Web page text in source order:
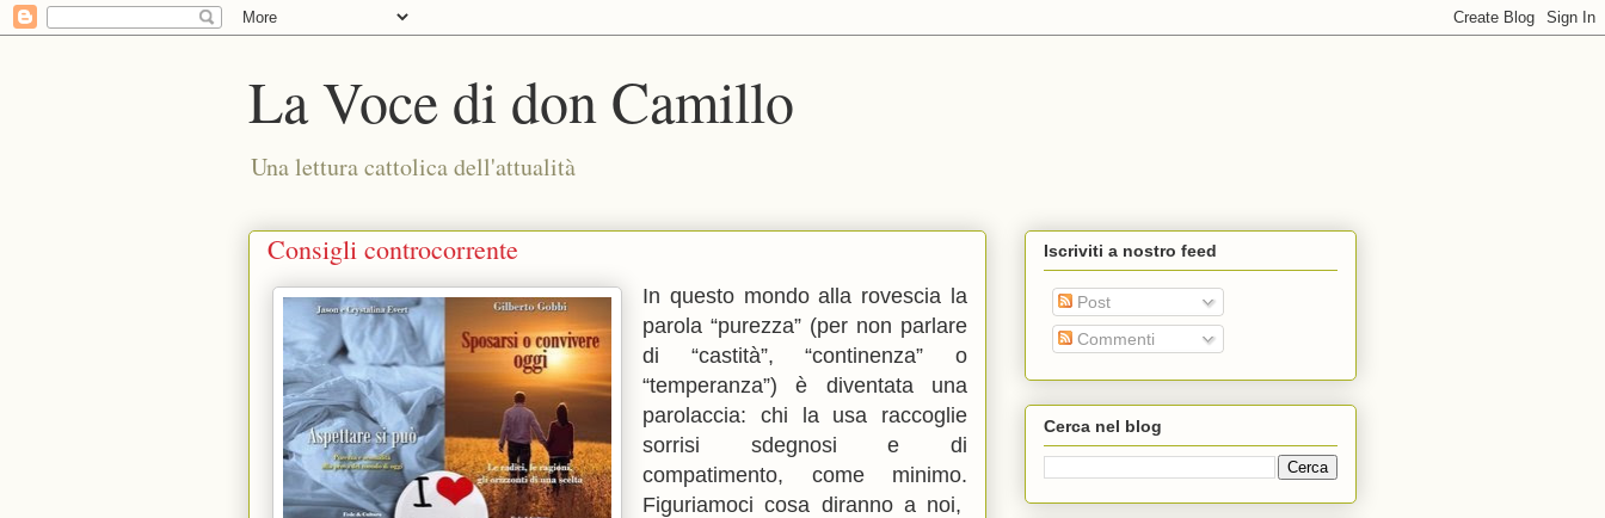
La Voce di don Camillo
Una lettura cattolica dell'attualità
Consigli controcorrente
In questo mondo alla rovescia la
parola “purezza” (per non parlare
di “castità”, “continenza” o
“temperanza”) è diventata una
parolaccia: chi la usa raccoglie
sorrisi sdegnosi e di
compatimento, come minimo.
Figuriamoci cosa diranno a noi,
Iscriviti a nostro feed
Post
Commenti
Cerca nel blog